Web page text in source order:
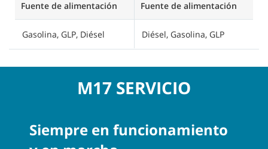
Fuente de alimentación
Gasolina, GLP, Diésel
Fuente de alimentación
Diésel, Gasolina, GLP
M17 SERVICIO
Siempre en funcionamiento